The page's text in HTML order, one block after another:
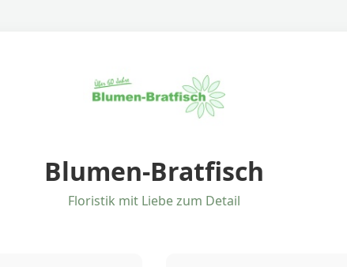
Blumen-Bratfisch
Floristik mit Liebe zum Detail